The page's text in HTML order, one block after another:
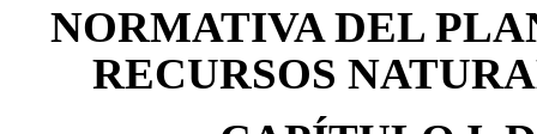
NORMATIVA DEL
RECURSOS